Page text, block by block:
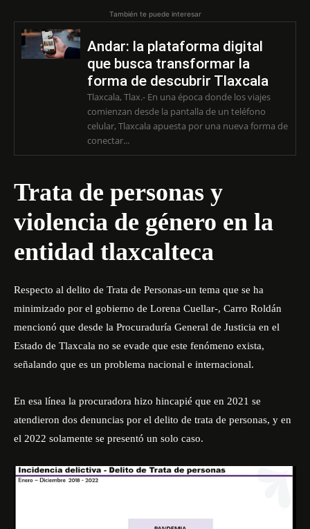
También te puede interesar
Andar: la plataforma digital
que busca transformar la
forma de descubrir Tlaxcala
Tlaxcala, Tlax.- En una época donde los viajes
comienzan desde la pantalla de un teléfono
celular, Tlaxcala apuesta por una nueva forma de
conectar...
Trata de personas y
violencia de género en la
entidad tlaxcalteca
Respecto al delito de Trata de Personas-un tema que se ha
minimizado por el gobierno de Lorena Cuellar-, Carro Roldán
mencionó que desde la Procuraduría General de Justicia en el
Estado de Tlaxcala no se evade que este fenómeno exista,
señalando que es un problema nacional e internacional.
En esa línea la procuradora hizo hincapié que en 2021 se
atendieron dos denuncias por el delito de trata de personas, y en
el 2022 solamente se presentó un solo caso.